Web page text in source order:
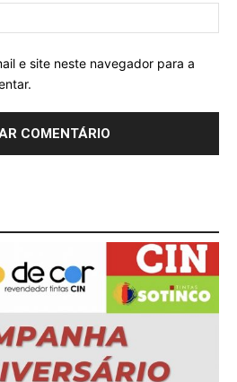
e site neste navegador para a